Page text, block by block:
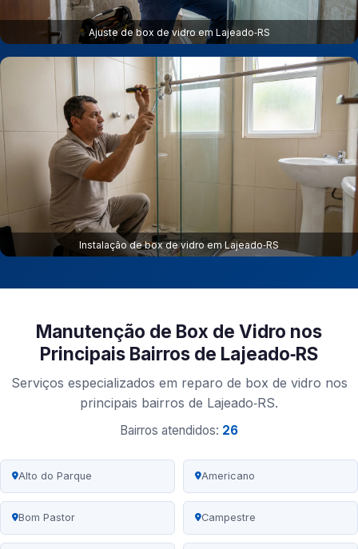
Ajuste de box de vidro em Lajeado‑RS
Instalação de box de vidro em Lajeado‑RS
Manutenção de Box de Vidro nos
Principais Bairros de Lajeado‑RS
Serviços especializados em reparo de box de vidro nos
principais bairros de Lajeado‑RS.
Bairros atendidos: 26
Alto do Parque Americano
Bom Pastor Campestre